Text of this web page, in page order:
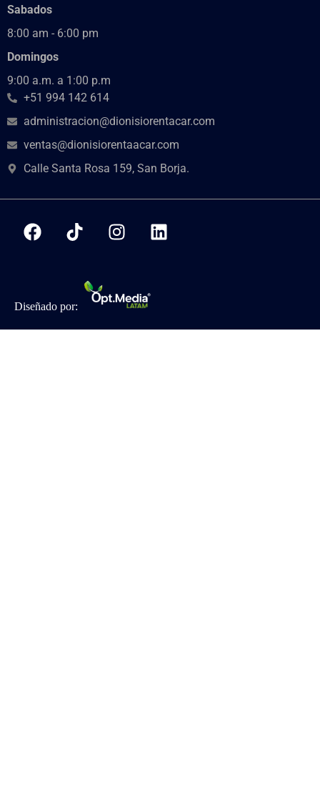
Sabados
8:00 am - 6:00 pm
Domingos
9:00 a.m. a 1:00 p.m
+51 994 142 614
administracion@dionisiorentacar.com
ventas@dionisiorentaacar.com
Calle Santa Rosa 159, San Borja.
Diseñado por: